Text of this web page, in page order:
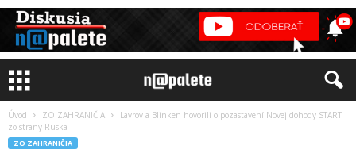
Úvod ZO ZAHRANIČIA
Lavrov a Blinken hovorili o pozastavení Novej dohody START
zo strany Ruska
ZO ZAHRANIČIA